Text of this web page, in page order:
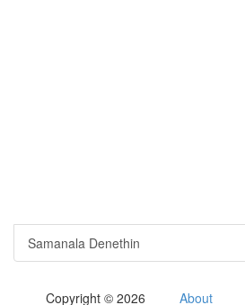
Samanala Denethin
Copyright © 2026 About